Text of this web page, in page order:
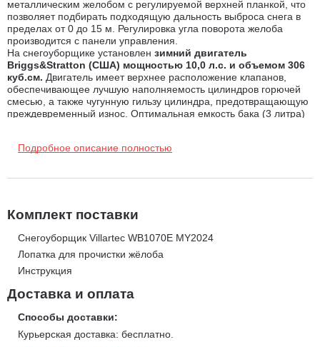
металлическим желобом с регулируемой верхней планкой, что
позволяет подбирать подходящую дальность выброса снега в
пределах от 0 до 15 м. Регулировка угла поворота желоба
производится с панели управления.
На снегоуборщике установлен зимний двигатель
Briggs&Stratton (США) мощностью 10,0 л.с. и объемом 306
куб.см. Двигатель имеет верхнее расположение клапанов,
обеспечивающее лучшую наполняемость цилиндров горючей
смесью, а также чугунную гильзу цилиндра, предотвращающую
преждевременный износ. Оптимальная емкость бака (3 литра)
запустить двигатель даже в сильный мороз. Также
модельного ряда 2024-25 года:
Машина оборудована усиленным ковшом с дополнительными
ребрами жесткости, обеспечивающими изделию прочность и
долговечность.
фракцию снег и лед.
Удобные колодки, расположенные в нижней части ковша,
позволяют регулировать его высоту.
Подробное описание полностью
Комплект поставки
Снегоуборщик Villartec WB1070E MY2024
Лопатка для прочистки жёлоба
Инструкция
Доставка и оплата
Способы доставки:
Курьерская доставка: бесплатно.